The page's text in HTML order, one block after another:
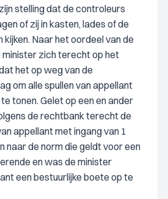
stelling dat de controleurs
of zij in kasten, lades of de
Naar het oordeel van de
zich terecht op het
het op weg van de
om alle spullen van appellant
tonen. Gelet op een en ander
de rechtbank terecht de
appellant met ingang van 1
naar de norm die geldt voor een
en was de minister
een bestuurlijke boete op te